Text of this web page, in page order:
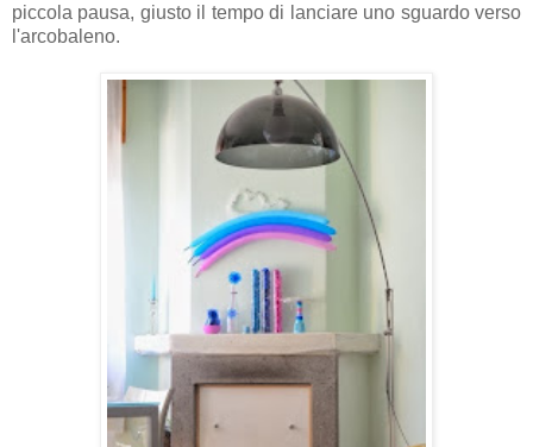
piccola pausa, giusto il tempo di lanciare uno sguardo verso
l'arcobaleno.